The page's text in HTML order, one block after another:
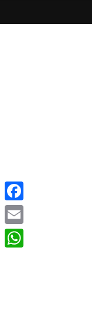
Facebook
Email